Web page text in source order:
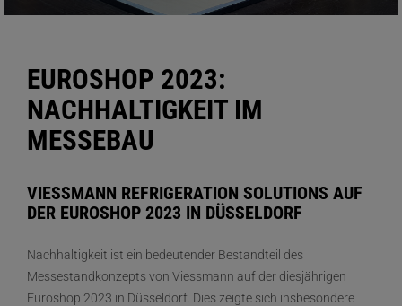
EUROSHOP 2023:
NACHHALTIGKEIT IM
MESSEBAU
VIESSMANN REFRIGERATION SOLUTIONS AUF
DER EUROSHOP 2023 IN DÜSSELDORF
Nachhaltigkeit ist ein bedeutender Bestandteil des
Messestandkonzepts von Viessmann auf der diesjährigen
Euroshop 2023 in Düsseldorf. Dies zeigte sich insbesondere